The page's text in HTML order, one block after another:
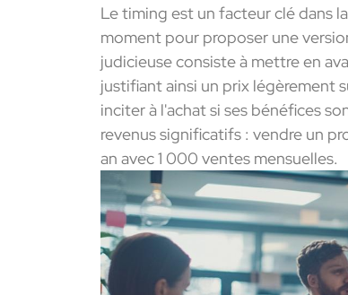
Le timing est un facteur clé dans
moment pour proposer une
judicieuse consiste à mettre en
justifiant ainsi un prix légèrement
inciter à l'achat si ses bénéfices
revenus significatifs : vendre un
an avec 1 000 ventes mensuelles.